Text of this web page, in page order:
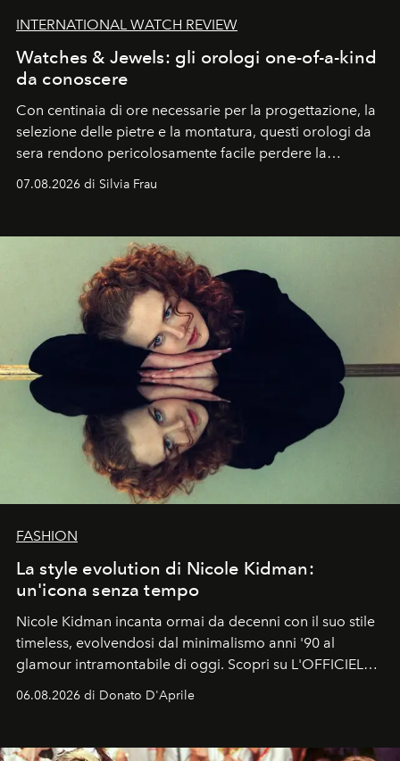
INTERNATIONAL WATCH REVIEW
Watches & Jewels: gli orologi one-of-a-kind
da conoscere
Con centinaia di ore necessarie per la progettazione, la
selezione delle pietre e la montatura, questi orologi da
sera rendono pericolosamente facile perdere la
07.08.2026 di Silvia Frau
FASHION
La style evolution di Nicole Kidman:
un'icona senza tempo
Nicole Kidman incanta ormai da decenni con il suo stile
timeless, evolvendosi dal minimalismo anni '90 al
glamour intramontabile di oggi. Scopri su L'OFFICIEL
06.08.2026 di Donato D'Aprile